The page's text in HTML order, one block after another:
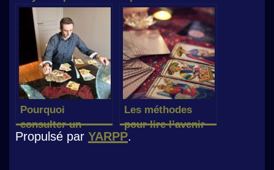
téléphone est
fiable ?
voyance à
distance est-elle
possible ?
Pourquoi
consulter un
voyant ? Qui,
Les méthodes
pour lire l’avenir
Propulsé par YARPP.